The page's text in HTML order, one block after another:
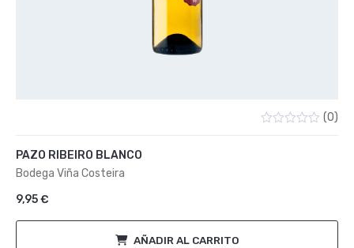
(0)
PAZO RIBEIRO BLANCO
Bodega Viña Costeira
9,95€
AÑADIR AL CARRITO